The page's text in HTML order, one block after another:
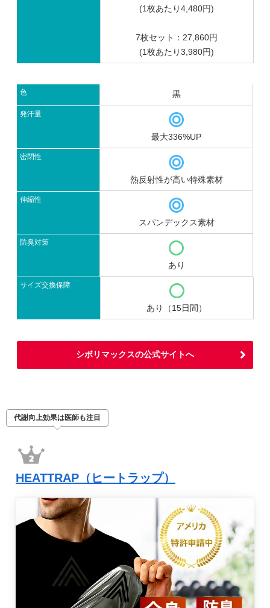
(1枚あたり4,480円)
7枚セット：27,860円
(1枚あたり3,980円)
色 黒
発汗量
最大336%UP
密閉性
熱反射性が高い特殊素材
伸縮性
スパンデックス素材
防臭対策
あり
サイズ交換保障
あり（15日間）
シボリマックスの公式サイトへ
代謝向上効果は医師も注目
HEATTRAP（ヒートラップ）